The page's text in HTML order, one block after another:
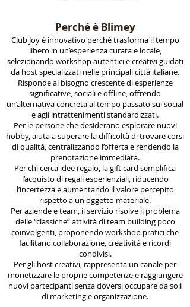
Perché è Blimey
Club Joy è innovativo perché trasforma il tempo
libero in un’esperienza curata e locale,
selezionando workshop autentici e creativi guidati
da host specializzati nelle principali città italiane.
Risponde al bisogno crescente di esperienze
significative, sociali e offline, offrendo
un’alternativa concreta al tempo passato sui social
e agli intrattenimenti standardizzati.
Per le persone che desiderano esplorare nuovi
hobby, aiuta a superare la difficoltà di trovare corsi
di qualità, centralizzando l’offerta e rendendo la
prenotazione immediata.​
Per chi cerca idee regalo, la gift card semplifica
l’acquisto di regali esperienziali, riducendo
l’incertezza e aumentando il valore percepito
rispetto a un oggetto materiale.
Per aziende e team, il servizio risolve il problema
delle “classiche” attività di team building poco
coinvolgenti, proponendo workshop pratici che
facilitano collaborazione, creatività e ricordi
condivisi.
Per gli host creativi, rappresenta un canale per
monetizzare le proprie competenze e raggiungere
nuovi partecipanti senza doversi occupare da soli
di marketing e organizzazione.